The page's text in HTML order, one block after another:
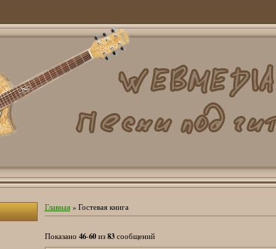
Главная» Гостевая книга
Показано 46-60из 83сообщений